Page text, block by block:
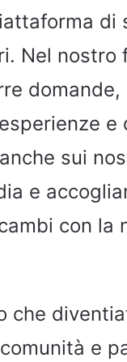
di
Nel nostro
domande,
e
sui
e
con la
che
e